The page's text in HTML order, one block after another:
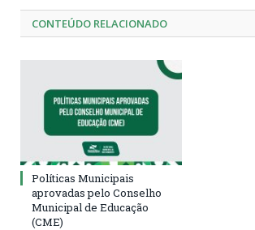
CONTEÚDO RELACIONADO
Políticas Municipais
aprovadas pelo Conselho
Municipal de Educação
(CME)